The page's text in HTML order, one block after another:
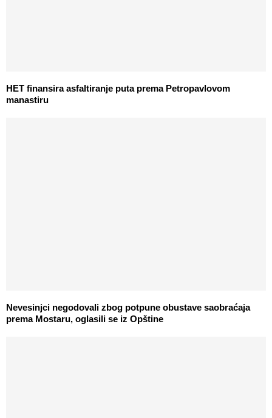
HET finansira asfaltiranje puta prema Petropavlovom
manastiru
Nevesinjci negodovali zbog potpune obustave saobraćaja
prema Mostaru, oglasili se iz Opštine